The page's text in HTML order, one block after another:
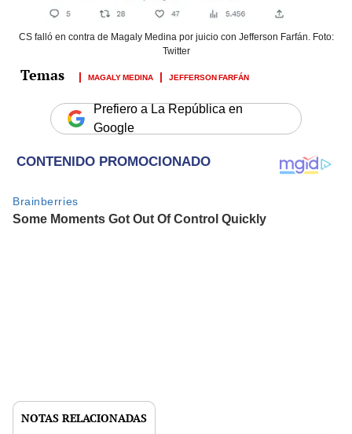
CS falló en contra de Magaly Medina por juicio con Jefferson Farfán. Foto:
Twitter
MAGALY MEDINA JEFFERSON FARFÁN
Prefiero a La República en
Google
NOTAS RELACIONADAS